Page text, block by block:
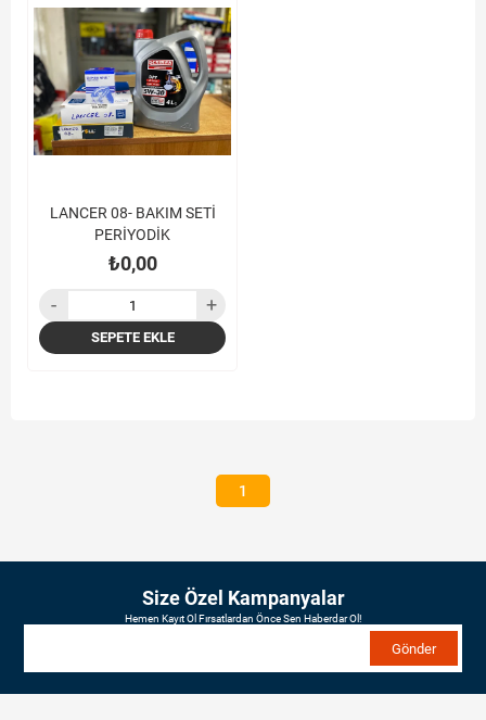
LANCER 08- BAKIM SETİ
PERİYODİK
₺0,00
SEPETE EKLE
1
Size Özel Kampanyalar
Hemen Kayıt Ol Fırsatlardan Önce Sen Haberdar Ol!
Gönder